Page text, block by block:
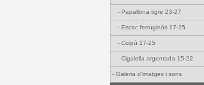
- Papallona tigre 23-27
- Escac ferruginós 17-25
- Coipú 17-25
- Cigalella argentada 15-22
- Galeria d'imatges i sons